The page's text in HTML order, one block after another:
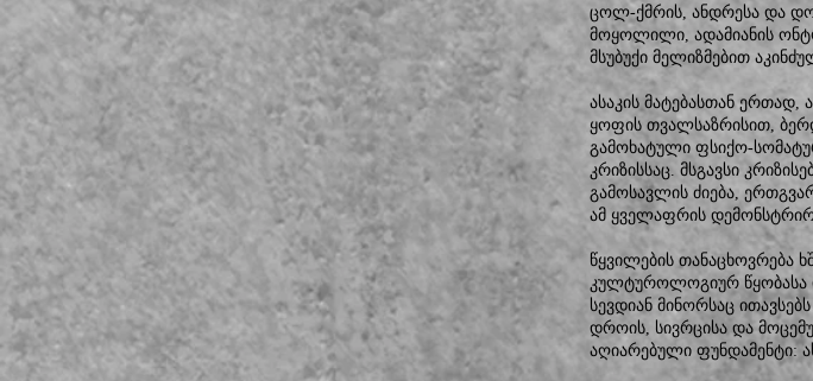
ცოლ-ქმრის, ანდრესა და
მოყოლილი, ადამიანის
მსუბუქი მელიზმებით
ასაკის მატებასთან
ყოფის თვალსაზრისით,
გამოხატული ფსიქო-
კრიზისსაც. მსგავსი
გამოსავლის ძიება,
ამ ყველაფრის
წყვილების თანაცხოვრება
კულტუროლოგიურ წყობასა
სევდიან მინორსაც
დროის, სივრცისა და
აღიარებული ფუნდამენტი: